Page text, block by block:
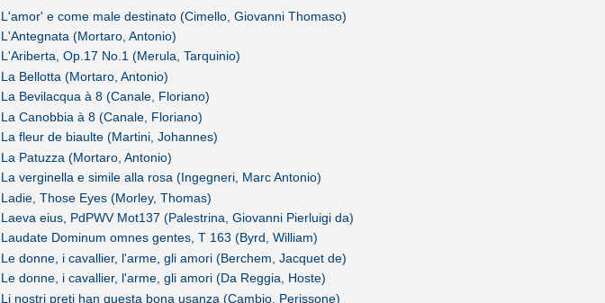
L'amor' e come male destinato (Cimello, Giovanni Thomaso)
L'Antegnata (Mortaro, Antonio)
L'Ariberta, Op.17 No.1 (Merula, Tarquinio)
La Bellotta (Mortaro, Antonio)
La Bevilacqua à 8 (Canale, Floriano)
La Canobbia à 8 (Canale, Floriano)
La fleur de biaulte (Martini, Johannes)
La Patuzza (Mortaro, Antonio)
La verginella e simile alla rosa (Ingegneri, Marc Antonio)
Ladie, Those Eyes (Morley, Thomas)
Laeva eius, PdPWV Mot137 (Palestrina, Giovanni Pierluigi da)
Laudate Dominum omnes gentes, T 163 (Byrd, William)
Le donne, i cavallier, l'arme, gli amori (Berchem, Jacquet de)
Le donne, i cavallier, l'arme, gli amori (Da Reggia, Hoste)
Li nostri preti han questa bona usanza (Cambio, Perissone)